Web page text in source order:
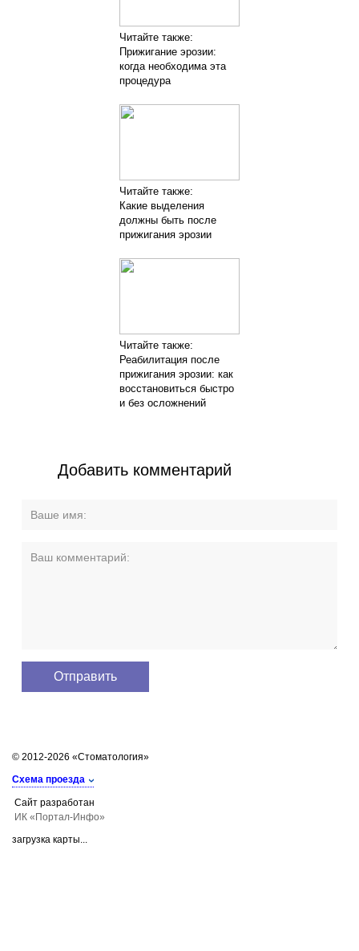
Читайте также:
Прижигание эрозии:
когда необходима эта
процедура
Читайте также:
Какие выделения
должны быть после
прижигания эрозии
Читайте также:
Реабилитация после
прижигания эрозии: как
восстановиться быстро
и без осложнений
Добавить комментарий
© 2012-2026 «Стоматология»
Схема проезда
Сайт разработан
ИК «Портал-Инфо»
загрузка карты...